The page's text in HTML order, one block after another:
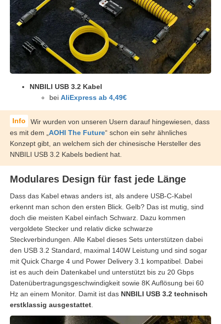
NNBILI USB 3.2 Kabel
bei AliExpress ab 4,49€
Wir wurden von unseren Usern darauf hingewiesen, dass
es mit dem „ AOHI The Future“ schon ein sehr ähnliches
Konzept gibt, an welchem sich der chinesische Hersteller des
NNBILI USB 3.2 Kabels bedient hat.
Modulares Design für fast jede Länge
Dass das Kabel etwas anders ist, als andere USB-C-Kabel
erkennt man schon den ersten Blick. Gelb? Das ist mutig, sind
doch die meisten Kabel einfach Schwarz. Dazu kommen
vergoldete Stecker und relativ dicke schwarze
Steckverbindungen. Alle Kabel dieses Sets unterstützen dabei
den USB 3.2 Standard, maximal 140W Leistung und sind sogar
mit Quick Charge 4 und Power Delivery 3.1 kompatibel. Dabei
ist es auch dein Datenkabel und unterstützt bis zu 20 Gbps
Datenübertragungsgeschwindigkeit sowie 8K Auflösung bei 60
Hz an einem Monitor. Damit ist das NNBILI USB 3.2 technisch
erstklassig ausgestattet